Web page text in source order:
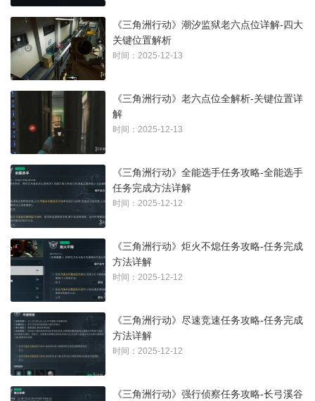
《三角洲行动》潮汐监狱老六点位详解-四大
关键位置解析
时间：2025-12-13
《三角洲行动》老六点位全解析-关键位置详
解
时间：2025-12-13
《三角洲行动》全能选手任务攻略-全能选手
任务完成方法详解
时间：2025-12-12
《三角洲行动》炬火不熄任务攻略-任务完成
方法详解
时间：2025-12-12
《三角洲行动》尽速竞速任务攻略-任务完成
方法详解
时间：2025-12-12
《三角洲行动》强行侦察任务攻略-长弓溪谷